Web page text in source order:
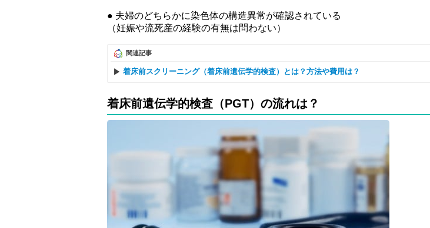
● 夫婦のどちらかに染色体の構造異常が確認されている
（妊娠や流死産の経験の有無は問わない）
関連記事
着床前スクリーニング（着床前遺伝学的検査）とは？方法や費用は？
着床前遺伝学的検査（PGT）の流れは？